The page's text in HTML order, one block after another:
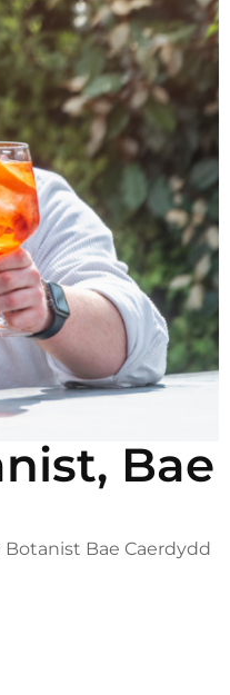
Bae
Bae Caerdydd